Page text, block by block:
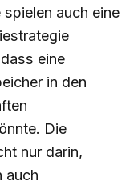
auch eine
eine
in den
Die
nur darin,
auch